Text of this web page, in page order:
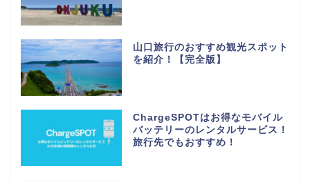
山口旅行のおすすめ観光スポット
を紹介！【完全版】
ChargeSPOTはお得なモバイル
バッテリーのレンタルサービス！
旅行先でもおすすめ！